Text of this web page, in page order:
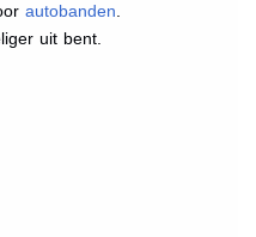
autobanden.
uit bent.